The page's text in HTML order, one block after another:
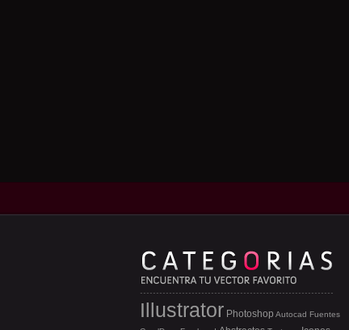
Illustrator Photoshop Autocad Fuentes